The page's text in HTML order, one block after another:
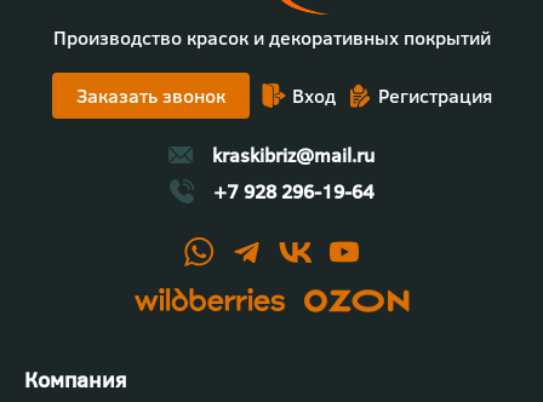
Производство красок и декоративных покрытий
Заказать звонок Вход Регистрация
kraskibriz@mail.ru
+7 928 296-19-64